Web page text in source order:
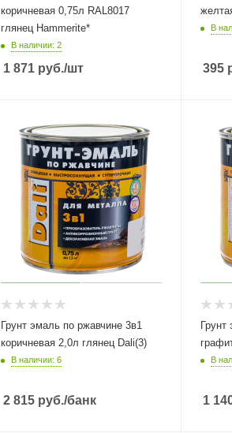
коричневая 0,75л RAL8017
глянец Hammerite*
В наличии: 2
1 871 руб./шт
В
395
Грунт эмаль по ржавчине 3в1
коричневая 2,0л глянец Dali(3)
В наличии: 6
2 815 руб./банк
В
1